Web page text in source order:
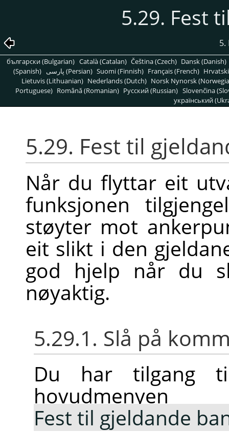
5.29. Fest
5.
български (Bulgarian) Català (Catalan) Čeština (Czech) Dansk (Danish)
(Spanish)
پارسی (Persian) Suomi (Finnish) Français (French)
Lietuvis (Lithuanian) Nederlands (Dutch) Norsk Nynorsk
Portuguese) Română (Romanian) Pусский (Russian) Slovenčina
український
5.29. Fest til
Når du flyttar eit
funksjonen
støyter mot
eit slikt i den
god hjelp når du
nøyaktig.
5.29.1. Slå på
Du har tilgang
Fest til gjeldande